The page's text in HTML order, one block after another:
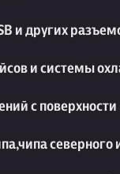
и других
и системы
с